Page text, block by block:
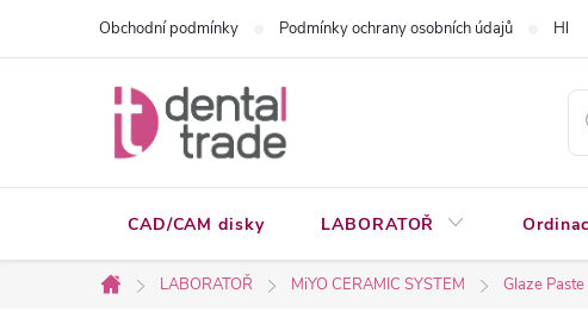
Obchodní podmínky Podmínky ochrany osobních údajů
CAD/CAM disky LABORATOŘ
Domů
LABORATOŘ MiYO CERAMIC SYSTEM Glaze